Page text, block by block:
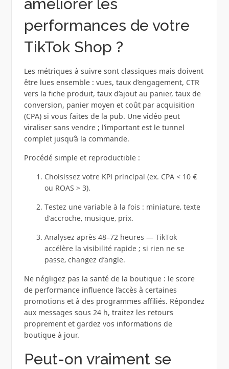
améliorer les
performances de votre
TikTok Shop ?
Les métriques à suivre sont classiques mais doivent
être lues ensemble : vues, taux d’engagement, CTR
vers la fiche produit, taux d’ajout au panier, taux de
conversion, panier moyen et coût par acquisition
(CPA) si vous faites de la pub. Une vidéo peut
viraliser sans vendre ; l’important est le tunnel
complet jusqu’à la commande.
Procédé simple et reproductible :
Choisissez votre KPI principal (ex. CPA < 10 €
ou ROAS > 3).
Testez une variable à la fois : miniature, texte
d’accroche, musique, prix.
Analysez après 48–72 heures — TikTok
accélère la visibilité rapide ; si rien ne se
passe, changez d’angle.
Ne négligez pas la santé de la boutique : le score
de performance influence l’accès à certaines
promotions et à des programmes affiliés. Répondez
aux messages sous 24 h, traitez les retours
proprement et gardez vos informations de
boutique à jour.
Peut-on vraiment se